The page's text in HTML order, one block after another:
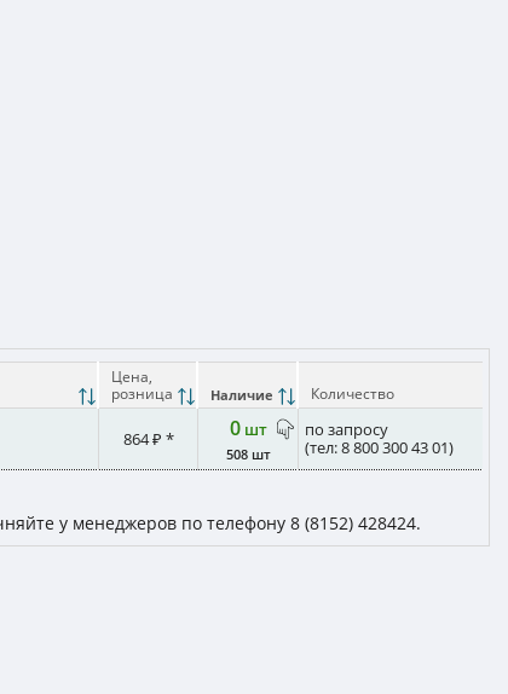
Цена,
розница
Наличие Количество
864 ₽ * 0шт
508 шт
по запросу
(тел: 8 800 300 43 01)
у менеджеров по телефону 8 (8152) 428424.